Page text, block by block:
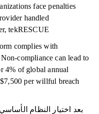
face penalties
handled
tekRESCUE
complies with
compliance can lead to
4% of global annual
per willful breach
بعد اختيار النظام